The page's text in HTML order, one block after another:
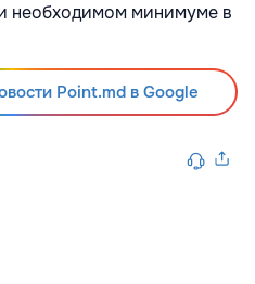
минимуме в
Point.md в Google